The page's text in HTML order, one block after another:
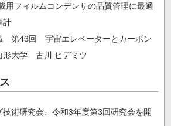
用フィルムコンデンサの品質管理に最適
計
第43回 宇宙エレベーターとカーボン
形大学 古川 ヒデミツ
技術研究会、令和3年度第3回研究会を開